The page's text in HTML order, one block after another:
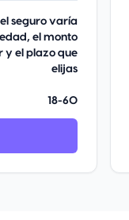
seguro varía
el monto
y el plazo que
elijas
18-60